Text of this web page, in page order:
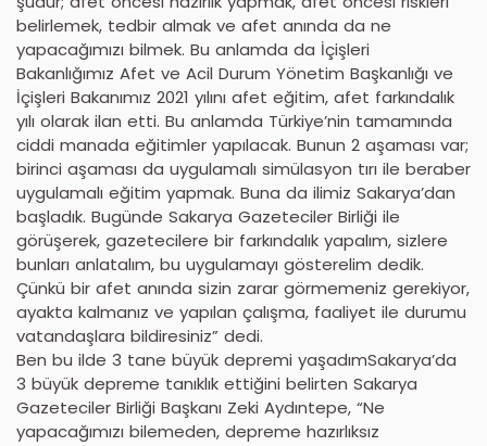
belirlemek, tedbir almak ve afet anında da ne
yapacağımızı bilmek. Bu anlamda da İçişleri
Bakanlığımız Afet ve Acil Durum Yönetim Başkanlığı ve
İçişleri Bakanımız 2021 yılını afet eğitim, afet farkındalık
yılı olarak ilan etti. Bu anlamda Türkiye’nin tamamında
ciddi manada eğitimler yapılacak. Bunun 2 aşaması var;
birinci aşaması da uygulamalı simülasyon tırı ile beraber
uygulamalı eğitim yapmak. Buna da ilimiz Sakarya’dan
başladık. Bugünde Sakarya Gazeteciler Birliği ile
görüşerek, gazetecilere bir farkındalık yapalım, sizlere
bunları anlatalım, bu uygulamayı gösterelim dedik.
Çünkü bir afet anında sizin zarar görmemeniz gerekiyor,
ayakta kalmanız ve yapılan çalışma, faaliyet ile durumu
vatandaşlara bildiresiniz” dedi.
Ben bu ilde 3 tane büyük depremi yaşadımSakarya’da
3 büyük depreme tanıklık ettiğini belirten Sakarya
Gazeteciler Birliği Başkanı Zeki Aydıntepe, “Ne
yapacağımızı bilemeden, depreme hazırlıksız